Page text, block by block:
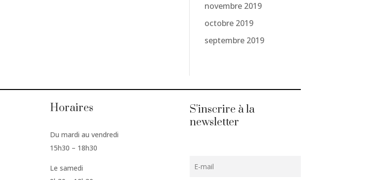
novembre 2019
octobre 2019
septembre 2019
Horaires
Du mardi au vendredi
15h30 – 18h30
Le samedi
S'inscrire à la
newsletter